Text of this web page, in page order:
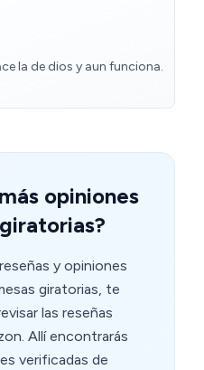
un ligero efecto
lo miré a la hora de
parezca a la base
para el televisor, que
de giro.
la de dios y aun funciona.
opiniones
y opiniones
giratorias, te
las reseñas
Allí encontrarás
verificadas de